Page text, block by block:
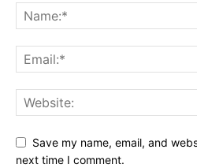
Save my name, email, and
next time I comment.